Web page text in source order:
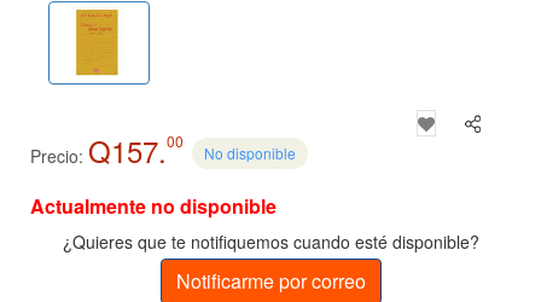
Precio: Q157.00
No disponible
Actualmente no disponible
¿Quieres que te notifiquemos cuando esté disponible?
Notificarme por correo